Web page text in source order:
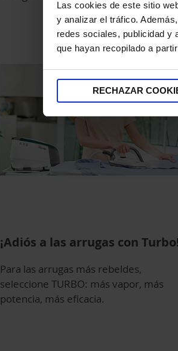
Las cookies de este sitio
y analizar el tráfico.
redes sociales, publicidad y
que hayan recopilado a
RECHAZAR
¡Adiós a las arrugas con
Para las arrugas más rebeldes,
seleccione TURBO: más vapor, más
potencia, más eficacia.